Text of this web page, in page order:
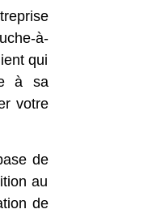
à-
qui
à sa
votre
de
au
de